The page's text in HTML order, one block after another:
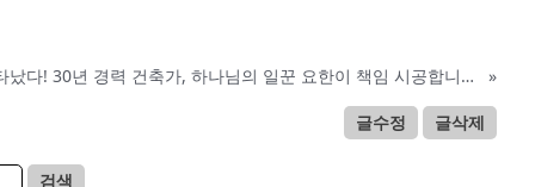
진짜가 나타났다! 30년 경력 건축가, 하나님의 일꾼 요한이 책임 시공합니다. »
글수정 글삭제
검색